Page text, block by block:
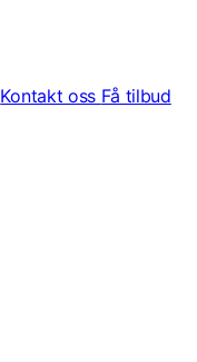
Kontakt oss Få tilbud